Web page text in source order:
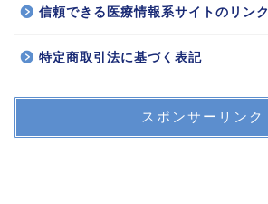
信頼できる医療情報系サイトのリンク
特定商取引法に基づく表記
スポンサーリンク